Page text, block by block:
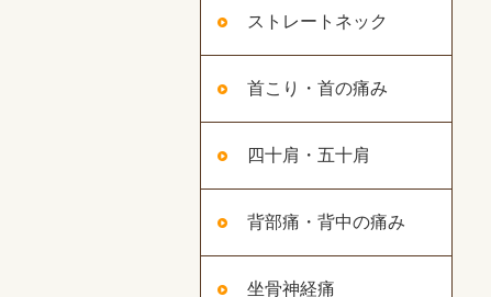
ストレートネック
首こり・首の痛み
四十肩・五十肩
背部痛・背中の痛み
坐骨神経痛